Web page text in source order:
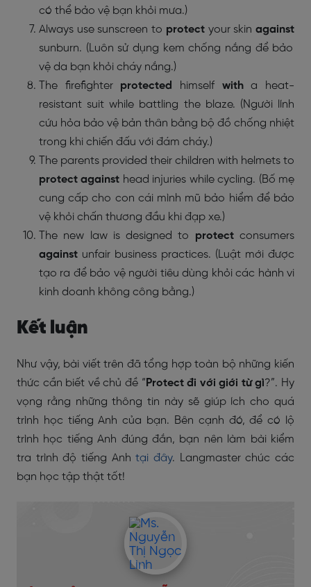
có thể bảo vệ bạn khỏi mưa.)
Always use sunscreen to protectyour skinagainst
sunburn. (Luôn sử dụng kem chống nắng để bảo
vệ da bạn khỏi cháy nắng.)
The firefighter protected himself witha heat-
resistant suit while battling the blaze. (Người lính
cứu hỏa bảo vệ bản thân bằng bộ đồ chống nhiệt
trong khi chiến đấu với đám cháy.)
The parents provided their children with helmets to
protect against head injuries while cycling. (Bố mẹ
cung cấp cho con cái mình mũ bảo hiểm để bảo
vệ khỏi chấn thương đầu khi đạp xe.)
The new law is designed to protectconsumers
against unfair business practices. (Luật mới được
tạo ra để bảo vệ người tiêu dùng khỏi các hành vi
kinh doanh không công bằng.)
Kết luận
Như vậy, bài viết trên đã tổng hợp toàn bộ những kiến
thức cần biết về chủ đề “ Protect đi với giới từ gì?”. Hy
vọng rằng những thông tin này sẽ giúp ích cho quá
trình học tiếng Anh của bạn. Bên cạnh đó, để có lộ
trình học tiếng Anh đúng đắn, bạn nên làm bài kiểm
tra trình độ tiếng Anhtại đây. Langmaster chúc các
bạn học tập thật tốt!